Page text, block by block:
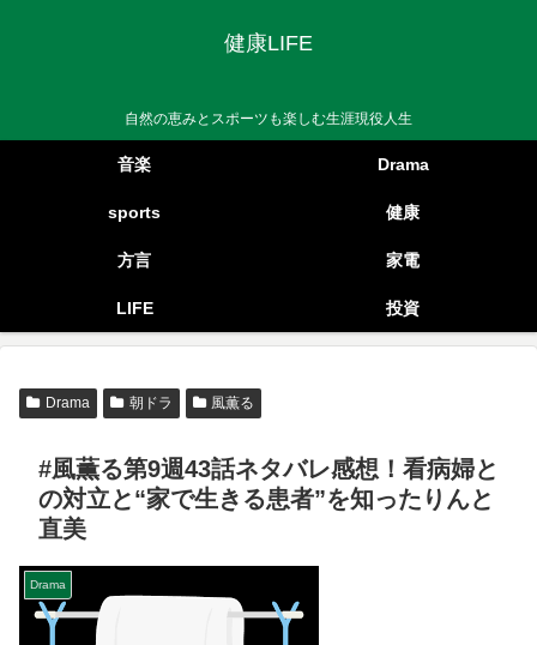
健康LIFE
自然の恵みとスポーツも楽しむ生涯現役人生
音楽 Drama
sports 健康
方言 家電
LIFE 投資
Drama 朝ドラ 風薫る
#風薫る第9週43話ネタバレ感想！看病婦と
の対立と“家で生きる患者”を知ったりんと
直美
Drama